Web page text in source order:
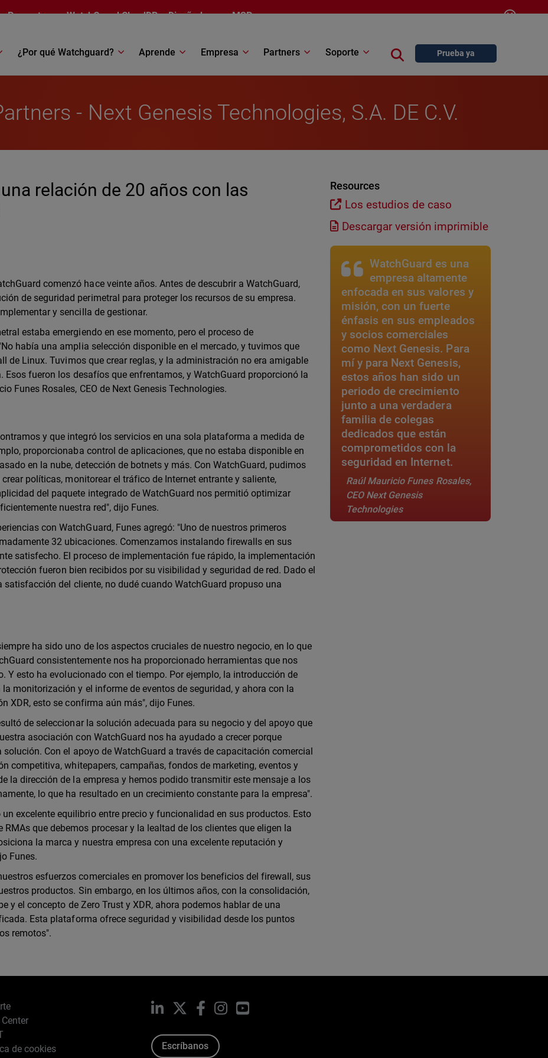
PresentamosWatchGuard CloudDR– Diseñado para MSP
¿Por qué Watchguard? Aprende Empresa Partners Soporte Close searchPrueba ya
- Next Genesis Technologies, S.A. DE C.V.
relación de 20 años con las
comenzó hace veinte años. Antes de descubrir a WatchGuard,
de seguridad perimetral para proteger los recursos de su empresa.
y sencilla de gestionar.
estaba emergiendo en ese momento, pero el proceso de
había una amplia selección disponible en el mercado, y tuvimos que
de Linux. Tuvimos que crear reglas, y la administración no era amigable
fueron los desafíos que enfrentamos, y WatchGuard proporcionó la
Funes Rosales, CEO de Next Genesis Technologies.
y que integró los servicios en una sola plataforma a medida de
proporcionaba control de aplicaciones, que no estaba disponible en
en la nube, detección de botnets y más. Con WatchGuard, pudimos
políticas, monitorear el tráfico de Internet entrante y saliente,
del paquete integrado de WatchGuard nos permitió optimizar
nuestra red", dijo Funes.
con WatchGuard, Funes agregó: "Uno de nuestros primeros
32 ubicaciones. Comenzamos instalando firewalls en sus
satisfecho. El proceso de implementación fue rápido, la implementación
fueron bien recibidos por su visibilidad y seguridad de red. Dado el
del cliente, no dudé cuando WatchGuard propuso una
ha sido uno de los aspectos cruciales de nuestro negocio, en lo que
consistentemente nos ha proporcionado herramientas que nos
Y esto ha evolucionado con el tiempo. Por ejemplo, la introducción de
monitorización y el informe de eventos de seguridad, y ahora con la
XDR, esto se confirma aún más", dijo Funes.
de seleccionar la solución adecuada para su negocio y del apoyo que
asociación con WatchGuard nos ha ayudado a crecer porque
Con el apoyo de WatchGuard a través de capacitación comercial
competitiva, whitepapers, campañas, fondos de marketing, eventos y
la dirección de la empresa y hemos podido transmitir este mensaje a los
lo que ha resultado en un crecimiento constante para la empresa".
excelente equilibrio entre precio y funcionalidad en sus productos. Esto
que debemos procesar y la lealtad de los clientes que eligen la
la marca y nuestra empresa con una excelente reputación y
Funes.
esfuerzos comerciales en promover los beneficios del firewall, sus
productos. Sin embargo, en los últimos años, con la consolidación,
y el concepto de Zero Trust y XDR, ahora podemos hablar de una
Esta plataforma ofrece seguridad y visibilidad desde los puntos
remotos".
Resources
Los estudios de caso
Descargar versión imprimible
WatchGuard es una
empresa altamente
enfocada en sus valores y
misión, con un fuerte
énfasis en sus empleados
y socios comerciales
como Next Genesis. Para
mí y para Next Genesis,
estos años han sido un
periodo de crecimiento
junto a una verdadera
familia de colegas
dedicados que están
comprometidos con la
seguridad en Internet.
Raúl Mauricio Funes Rosales,
CEO Next Genesis
Technologies
de cookies
LinkedIn Facebook
InstagramYouTube
Escríbanos